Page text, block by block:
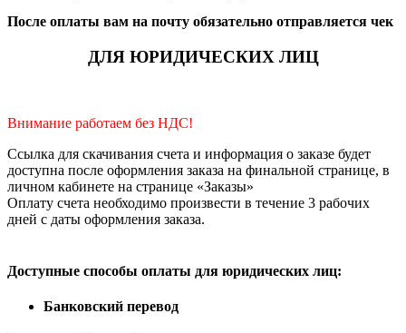
После оплаты вам на почту обязательно отправляется чек
ДЛЯ ЮРИДИЧЕСКИХ ЛИЦ
Внимание работаем без НДС!
Ссылка для скачивания счета и информация о заказе будет
доступна после оформления заказа на финальной странице, в
личном кабинете на странице «Заказы»
Оплату счета необходимо произвести в течение 3 рабочих
дней с даты оформления заказа.
Доступные способы оплаты для юридических лиц:
Банковский перевод